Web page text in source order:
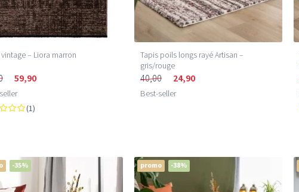
– Liora marron
59,90
(1)
Tapis poils longs rayé Artisan –
gris/rouge
40,00 24,90
Best-seller
-35% promo -38%